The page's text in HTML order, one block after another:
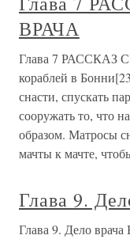
ВРАЧА
Глава 7 РАССКАЗ
кораблей в
снасти, спускать
сооружать то, что
образом. Матросы
мачты к мачте,
Глава 9.
Глава 9. Дело врача